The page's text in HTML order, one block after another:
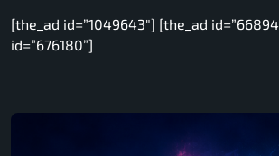
[the_ad id=”1049643″] [the_ad
id=”676180”]